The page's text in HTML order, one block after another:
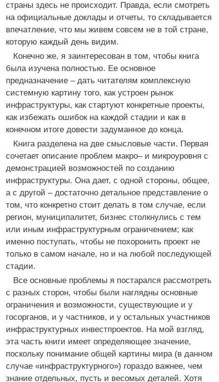
страны здесь не происходит. Правда, если смотреть
на официальные доклады и отчеты, то складывается
впечатление, что мы живем совсем не в той стране,
которую каждый день видим.
Конечно же, я заинтересован в том, чтобы книга
была изучена полностью. Ее основное
предназначение – дать читателям комплексную
системную картину того, как устроен рынок
инфраструктуры, как стартуют конкретные проекты,
как избежать ошибок на каждой стадии и как в
конечном итоге довести задуманное до конца.
Книга разделена на две смысловые части. Первая
сочетает описание проблем макро– и микроуровня с
демонстрацией возможностей по созданию
инфраструктуры. Она дает, с одной стороны, общее,
а с другой – достаточно детальное представление о
том, что конкретно стоит делать в том случае, если
регион, муниципалитет, бизнес столкнулись с тем
или иным инфраструктурным ограничением; как
именно поступать, чтобы не похоронить проект не
только в самом начале, но и на любой последующей
стадии.
Все основные проблемы я постарался рассмотреть
с разных сторон, чтобы были наглядны основные
ограничения и возможности, существующие и у
госорганов, и у частников, и у остальных участников
инфраструктурных инвестпроектов. На мой взгляд,
эта часть книги имеет определяющее значение,
поскольку понимание общей картины мира (в данном
случае «инфраструктурного») гораздо важнее, чем
знание отдельных, пусть и весомых деталей. Хотя